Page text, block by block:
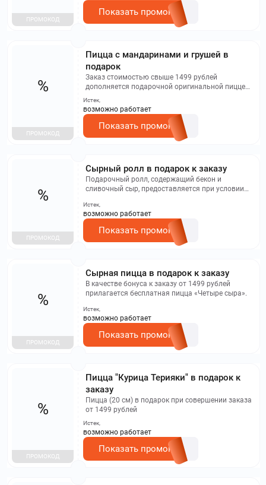
ПРОМОКОД
Показать промокод
Пицца с мандаринами и грушей в
подарок
Заказ стоимостью свыше 1499 рублей
дополняется подарочной оригинальной пиццей
размером 20 сантиметров.
%
ПРОМОКОД
Истек,
возможно работает
Показать промокод
Сырный ролл в подарок к заказу
Подарочный ролл, содержащий бекон и
сливочный сыр, предоставляется при условии
%
ПРОМОКОД
Истек,
возможно работает
Показать промокод
Сырная пицца в подарок к заказу
В качестве бонуса к заказу от 1499 рублей
прилагается бесплатная пицца «Четыре сыра».
%
ПРОМОКОД
Истек,
возможно работает
Показать промокод
Пицца "Курица Терияки" в подарок к
заказу
Пицца (20 см) в подарок при совершении заказа
от 1499 рублей
%
ПРОМОКОД
Истек,
возможно работает
Показать промокод